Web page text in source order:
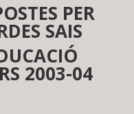
PER
SAIS
2003-04